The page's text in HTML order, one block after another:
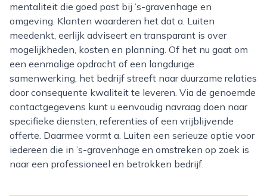
mentaliteit die goed past bij ’s-gravenhage en
omgeving. Klanten waarderen het dat a. Luiten
meedenkt, eerlijk adviseert en transparant is over
mogelijkheden, kosten en planning. Of het nu gaat om
een eenmalige opdracht of een langdurige
samenwerking, het bedrijf streeft naar duurzame relaties
door consequente kwaliteit te leveren. Via de genoemde
contactgegevens kunt u eenvoudig navraag doen naar
specifieke diensten, referenties of een vrijblijvende
offerte. Daarmee vormt a. Luiten een serieuze optie voor
iedereen die in ’s-gravenhage en omstreken op zoek is
naar een professioneel en betrokken bedrijf.